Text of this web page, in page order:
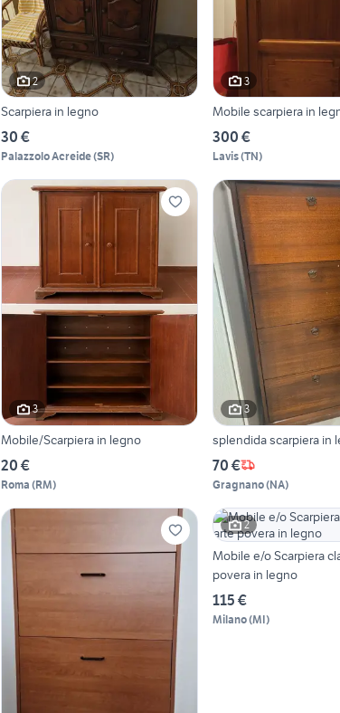
2
Scarpiera in legno
30 €
Palazzolo Acreide(SR)
3
Mobile scarpiera in
300 €
Lavis(TN)
3
Mobile/Scarpiera in legno
20 €
Roma (RM)
3
splendida scarpiera in
70 €
Gragnano(NA)
2
Mobile e/o Scarpiera
povera in legno
115 €
Milano(MI)